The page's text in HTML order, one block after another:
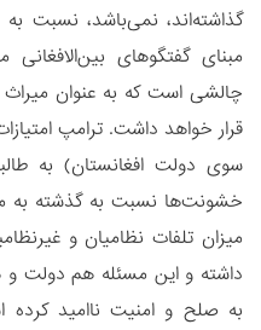
گذاشته‌اند، نمی­‌باشد، نسبت
مبنای گفتگوهای
چالشی است که به عنوان
قرار خواهد داشت. ترامپ
سوی دولت افغانستان) به
خشونت‌ها نسبت به گذشته به
میزان تلفات نظامیان و
داشته و این مسئله هم دولت و
به صلح و امنیت ناامید